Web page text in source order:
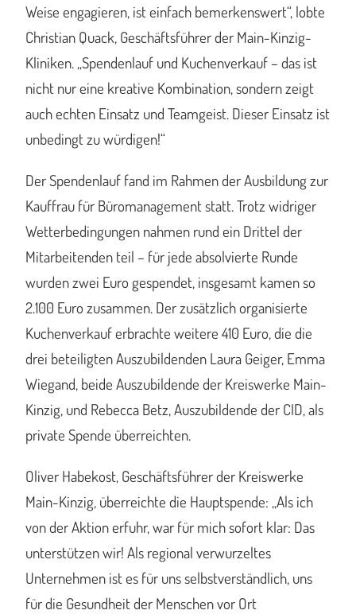
Weise engagieren, ist einfach bemerkenswert“, lobte
Christian Quack, Geschäftsführer der Main-Kinzig-
Kliniken. „Spendenlauf und Kuchenverkauf – das ist
nicht nur eine kreative Kombination, sondern zeigt
auch echten Einsatz und Teamgeist. Dieser Einsatz ist
unbedingt zu würdigen!“
Der Spendenlauf fand im Rahmen der Ausbildung zur
Kauffrau für Büromanagement statt. Trotz widriger
Wetterbedingungen nahmen rund ein Drittel der
Mitarbeitenden teil – für jede absolvierte Runde
wurden zwei Euro gespendet, insgesamt kamen so
2.100 Euro zusammen. Der zusätzlich organisierte
Kuchenverkauf erbrachte weitere 410 Euro, die die
drei beteiligten Auszubildenden Laura Geiger, Emma
Wiegand, beide Auszubildende der Kreiswerke Main-
Kinzig, und Rebecca Betz, Auszubildende der CID, als
private Spende überreichten.
Oliver Habekost, Geschäftsführer der Kreiswerke
Main-Kinzig, überreichte die Hauptspende: „Als ich
von der Aktion erfuhr, war für mich sofort klar: Das
unterstützen wir! Als regional verwurzeltes
Unternehmen ist es für uns selbstverständlich, uns
für die Gesundheit der Menschen vor Ort